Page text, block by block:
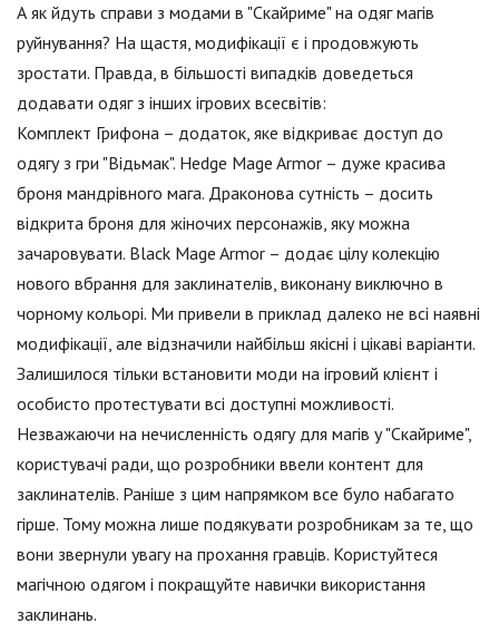
А як йдуть справи з модами в "Скайриме" на одяг магів
руйнування? На щастя, модифікації є і продовжують
зростати. Правда, в більшості випадків доведеться
додавати одяг з інших ігрових всесвітів:
Комплект Грифона – додаток, яке відкриває доступ до
одягу з гри "Відьмак". Hedge Mage Armor – дуже красива
броня мандрівного мага. Драконова сутність – досить
відкрита броня для жіночих персонажів, яку можна
зачаровувати. Black Mage Armor – додає цілу колекцію
нового вбрання для заклинателів, виконану виключно в
чорному кольорі. Ми привели в приклад далеко не всі наявні
модифікації, але відзначили найбільш якісні і цікаві варіанти.
Залишилося тільки встановити моди на ігровий клієнт і
особисто протестувати всі доступні можливості.
Незважаючи на нечисленність одягу для магів у "Скайриме",
користувачі ради, що розробники ввели контент для
заклинателів. Раніше з цим напрямком все було набагато
гірше. Тому можна лише подякувати розробникам за те, що
вони звернули увагу на прохання гравців. Користуйтеся
магічною одягом і покращуйте навички використання
заклинань.